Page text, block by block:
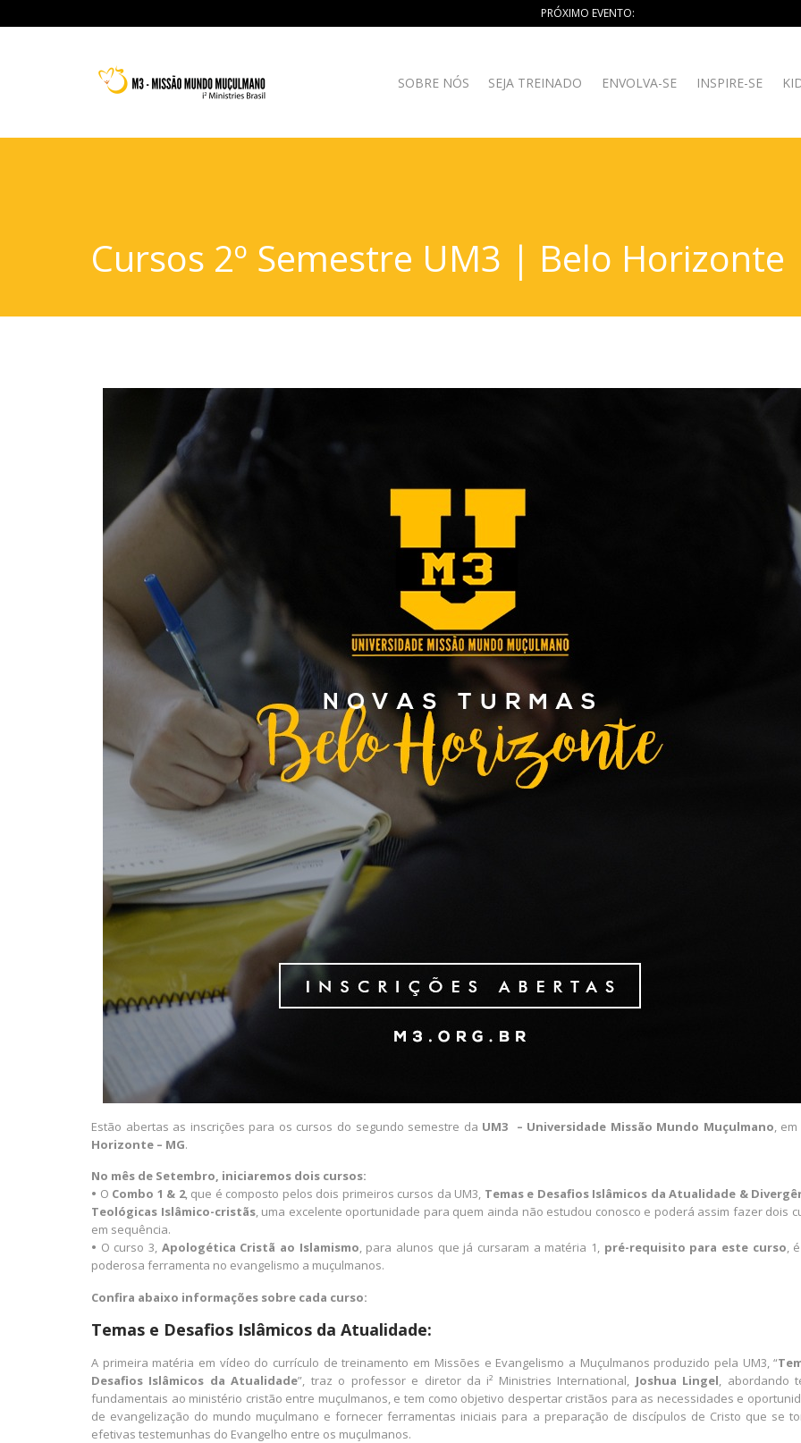
PRÓXIMO EVENTO:
SOBRE NÓS SEJA TREINADO ENVOLVA-SE INSPIRE-SE
Cursos 2º Semestre UM3 | Belo Horizonte
Estão abertas as inscrições para os cursos do segundo semestre da UM3 – Universidade Missão Mundo Muçulmano , em
Horizonte – MG.
No mês de Setembro, iniciaremos dois cursos:
• O Combo 1 & 2, que é composto pelos dois primeiros cursos da UM3, Temas e Desafios Islâmicos da Atualidade &
Teológicas Islâmico-cristãs, uma excelente oportunidade para quem ainda não estudou conosco e poderá assim fazer dois
em sequência.
• O curso 3, Apologética Cristã ao Islamismo, para alunos que já cursaram a matéria 1, pré-requisito para este curso,
poderosa ferramenta no evangelismo a muçulmanos.
Confira abaixo informações sobre cada curso:
Temas e Desafios Islâmicos da Atualidade:
A primeira matéria em vídeo do currículo de treinamento em Missões e Evangelismo a Muçulmanos produzido pela UM3, “
Desafios Islâmicos da Atualidade”, traz o professor e diretor da i² Ministries International, Joshua Lingel, abordando
fundamentais ao ministério cristão entre muçulmanos, e tem como objetivo despertar cristãos para as necessidades e
de evangelização do mundo muçulmano e fornecer ferramentas iniciais para a preparação de discípulos de Cristo que se
efetivas testemunhas do Evangelho entre os muçulmanos.